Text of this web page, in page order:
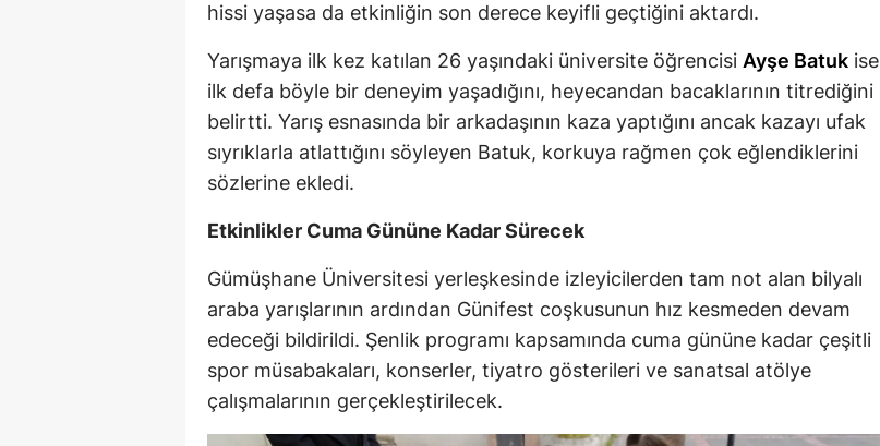
Siirt
Sinop
Sivas
Trabzon
Tunceli
Şanlıurfa
Uşak
hissi yaşasa da etkinliğin son derece keyifli geçtiğini aktardı.
Yarışmaya ilk kez katılan 26 yaşındaki üniversite öğrencisi Ayşe Batuk ise
ilk defa böyle bir deneyim yaşadığını, heyecandan bacaklarının titrediğini
belirtti. Yarış esnasında bir arkadaşının kaza yaptığını ancak kazayı ufak
sıyrıklarla atlattığını söyleyen Batuk, korkuya rağmen çok eğlendiklerini
sözlerine ekledi.
Etkinlikler Cuma Gününe Kadar Sürecek
Gümüşhane Üniversitesi yerleşkesinde izleyicilerden tam not alan bilyalı
araba yarışlarının ardından Günifest coşkusunun hız kesmeden devam
edeceği bildirildi. Şenlik programı kapsamında cuma gününe kadar çeşitli
spor müsabakaları, konserler, tiyatro gösterileri ve sanatsal atölye
çalışmalarının gerçekleştirilecek.